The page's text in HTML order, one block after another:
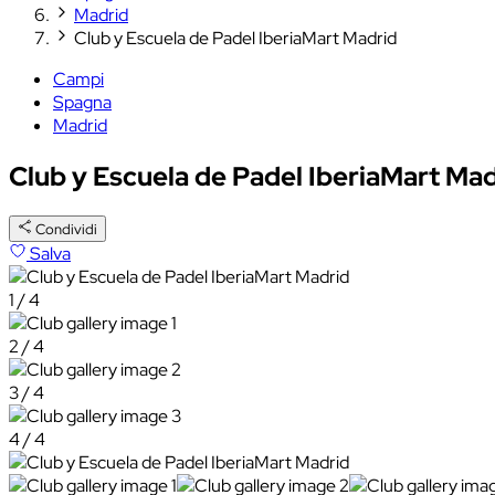
Madrid
Club y Escuela de Padel IberiaMart Madrid
Campi
Spagna
Madrid
Club y Escuela de Padel IberiaMart
Condividi
Salva
1 / 4
2 / 4
3 / 4
4 / 4